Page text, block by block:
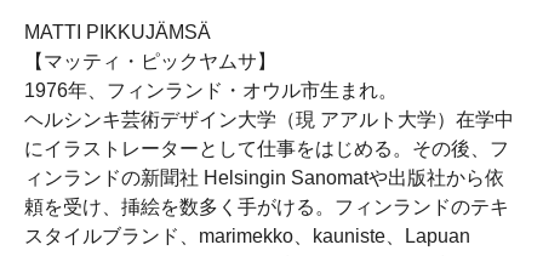
MATTI PIKKUJÄMSÄ
【マッティ・ピックヤムサ】
1976年、フィンランド・オウル市生まれ。
ヘルシンキ芸術デザイン大学（現 アアルト大学）在学中
にイラストレーターとして仕事をはじめる。その後、フ
ィンランドの新聞社 Helsingin Sanomatや出版社から依
頼を受け、挿絵を数多く手がける。フィンランドのテキ
スタイルブランド、marimekko、kauniste、Lapuan